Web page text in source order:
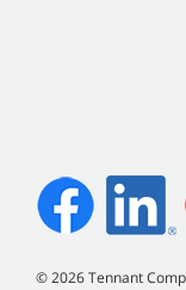
©2026Tennant